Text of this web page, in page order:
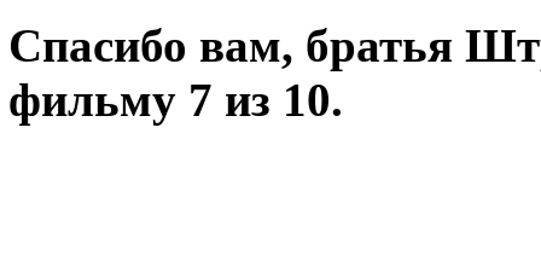
Спасибо вам, братья
фильму 7 из 10.